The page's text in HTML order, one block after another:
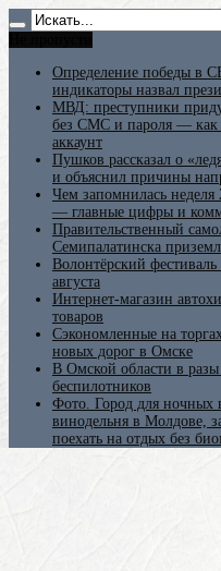
Определение победы в
индикаторы назвал
МВД: преступники
без СМС и пароля — как
аккаунт
Пушков рассказал о
и объяснил причины
Чем запомнилась
— главные цифры и
Правительственный
Семипалатинска
Волонтёрский
августа
Интернет-магазин
товаров
Сэкономленные на
новых дорог в Омске
В Омской области в
беспилотников
Фото. Город для ночных
винодельня в Молдове,
поехать на отдых без